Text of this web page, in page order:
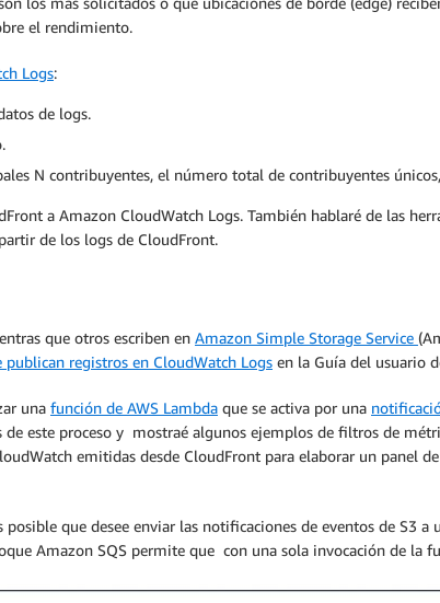
el rendimiento.
Logs:
de logs.
N contribuyentes, el número total de contribuyentes
a Amazon CloudWatch Logs. También hablaré de las
de los logs de CloudFront.
que otros escriben en Amazon Simple Storage Service
publican registros en CloudWatch Logs en la Guía del usuario
una función de AWS Lambda que se activa por una
este proceso y mostraé algunos ejemplos de filtros de
emitidas desde CloudFront para elaborar un panel
que desee enviar las notificaciones de eventos de S3 a
Amazon SQS permite que con una sola invocación de la